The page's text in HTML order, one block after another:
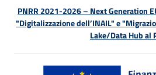
PNRR 2021-2026 – Next Generation
"Digitalizzazione dell’INAIL" e
Lake/Data Hub al